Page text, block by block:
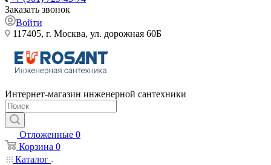
Заказать звонок
Войти
117405, г. Москва, ул. дорожная 60Б
Интернет-магазин инженерной сантехники
Отложенные 0
Корзина 0
Каталог